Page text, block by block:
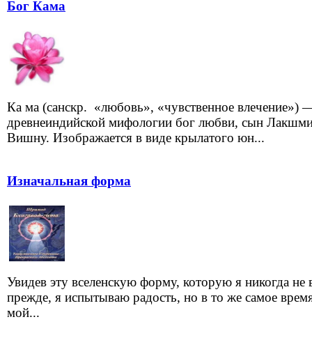
Бог Кама
Ка ма (санскр. «любовь», «чувственное влечение»)
древнеиндийской мифологии бог любви, сын
Вишну. Изображается в виде крылатого юн...
Изначальная форма
Увидев эту вселенскую форму, которую я никогда не
прежде, я испытываю радость, но в то же самое
мой...